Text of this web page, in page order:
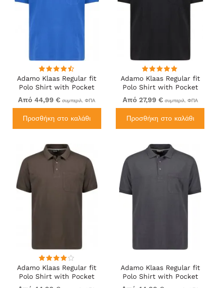
Adamo Klaas Regular fit
Polo Shirt with Pocket
Azur Blue
Από 44,99 € συμπεριλ. ΦΠΑ
Προσθήκη στο καλάθι
Adamo Klaas Regular fit
Polo Shirt with Pocket
Black
Από 27,99 € συμπεριλ. ΦΠΑ
Προσθήκη στο καλάθι
Adamo Klaas Regular fit
Polo Shirt with Pocket
Braun
Adamo Klaas Regular fit
Polo Shirt with Pocket
Charcoal